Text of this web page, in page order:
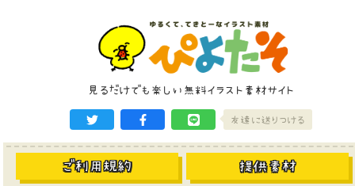
見るだけでも楽しい無料イラスト素材サイト
友達に送りつける
ご利用規約 提供素材